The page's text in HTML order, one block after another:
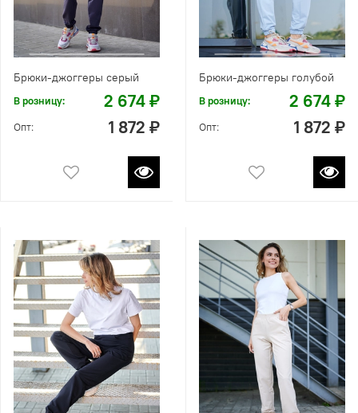
Брюки-джоггеры серый
В розницу: 2 674 ₽
Опт: 1 872 ₽
Брюки-джоггеры голубой
В розницу: 2 674 ₽
Опт: 1 872 ₽